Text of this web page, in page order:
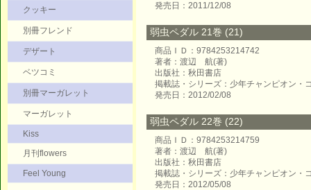
クッキー
別冊フレンド
デザート
ベツコミ
別冊マーガレット
マーガレット
Kiss
月刊flowers
Feel Young
発売日：2011/12/08
弱虫ペダル 21巻 (21)
商品ＩＤ：9784253214742
著者：渡辺 航(著)
出版社：秋田書店
掲載誌・シリーズ：少年チャンピオン・
発売日：2012/02/08
弱虫ペダル 22巻 (22)
商品ＩＤ：9784253214759
著者：渡辺 航(著)
出版社：秋田書店
掲載誌・シリーズ：少年チャンピオン・
発売日：2012/05/08